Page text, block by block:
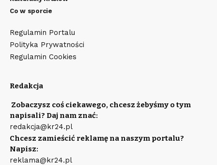
Co w sporcie
Regulamin Portalu
Polityka Prywatności
Regulamin Cookies
Redakcja
Zobaczysz coś ciekawego, chcesz żebyśmy o tym
napisali? Daj nam znać:
redakcja@kr24.pl
Chcesz zamieścić reklamę na naszym portalu?
Napisz:
reklama@kr24.pl